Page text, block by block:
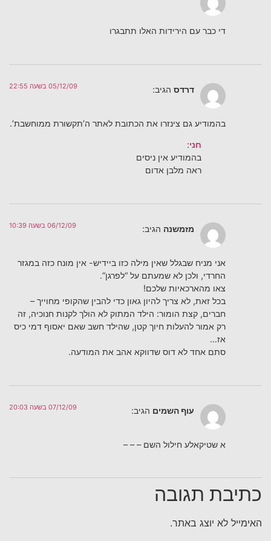
די כבר עם הירידות האלו תתבגרו
דרדס הגיב: 05/12/09 בשעה 22:55
בהמודיע גם צינזרו את הכתובת לאתר ה’תקשורת ממוחשבת’.
חני:
בהמודיע אין ניסים
ראה מלבן אדום
מזמשנה הגיב: 06/12/09 בשעה 10:39
אני מניח שבגלל שאין מילה כזו ביידיש- אין מונח כזה במגזר
החרדי, ולכן לא שמעתם על “לפרגן”.
צאו מהארכאיות שלכם!
בכל זאת, לא צריך להיון גאון כדי להבין שהקופי מחוייך –
חברים, קצת הומור: הילד המתוק לא הולך לקנות חנוכיה, זה
רק אמור להעלות חיוך קטן, שהילד חשב שאם יאסוף דמי כיס
אז…
סתם אחד לא דוס שדווקא אהב את המודעה.
עוף השמים הגיב: 07/12/09 בשעה 20:03
א שטיקאלע חילול השם – – –
כתיבת תגובה
האימייל לא יוצג באתר.